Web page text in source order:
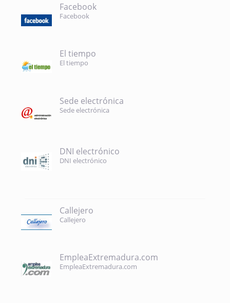
Facebook
Facebook
El tiempo
El tiempo
Sede electrónica
Sede electrónica
DNI electrónico
DNI electrónico
Callejero
Callejero
EmpleaExtremadura.com
EmpleaExtremadura.com